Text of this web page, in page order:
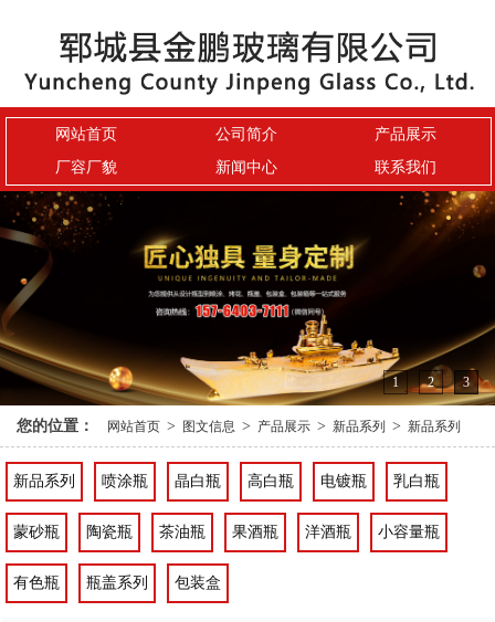
网站首页 公司简介
产品展示
厂容厂貌
新闻中心 联系我们
1 2 3
您的位置： 网站首页 > 图文信息 > 产品展示 > 新品系列 > 新品系列
新品系列 喷涂瓶 晶白瓶 高白瓶 电镀瓶 乳白瓶
蒙砂瓶 陶瓷瓶 茶油瓶 果酒瓶 洋酒瓶 小容量瓶
有色瓶 瓶盖系列 包装盒